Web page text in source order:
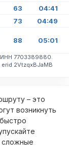
63 04:41
73 04:49
88 05:01
ИНН 7703389880.
erid 2VtzqxBJaMB
– это
возникнуть
сложные